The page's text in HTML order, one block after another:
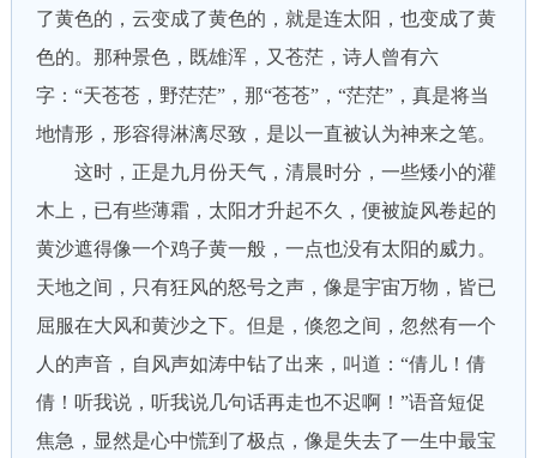
了黄色的，云变成了黄色的，就是连太阳，也变成了黄
色的。那种景色，既雄浑，又苍茫，诗人曾有六
字：“天苍苍，野茫茫”，那“苍苍”，“茫茫”，真是将当
地情形，形容得淋漓尽致，是以一直被认为神来之笔。
这时，正是九月份天气，清晨时分，一些矮小的灌
木上，已有些薄霜，太阳才升起不久，便被旋风卷起的
黄沙遮得像一个鸡子黄一般，一点也没有太阳的威力。
天地之间，只有狂风的怒号之声，像是宇宙万物，皆已
屈服在大风和黄沙之下。但是，倏忽之间，忽然有一个
人的声音，自风声如涛中钻了出来，叫道：“倩儿！倩
倩！听我说，听我说几句话再走也不迟啊！”语音短促
焦急，显然是心中慌到了极点，像是失去了一生中最宝